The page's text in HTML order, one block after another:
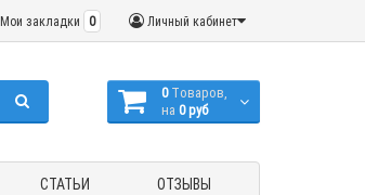
Личный кабинет
Мои закладки 0
0 Tоваров,
на 0 руб
СТАТЬИ ОТЗЫВЫ